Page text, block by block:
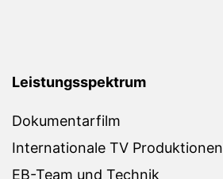
Leistungsspektrum
Dokumentarfilm
Internationale TV Produktionen
EB-Team und Technik